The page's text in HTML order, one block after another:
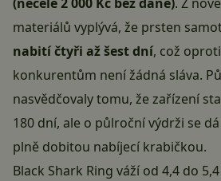
materiálů vyplývá, že prsten
nabití čtyři až šest dní, což
konkurentům není žádná sláva.
nasvědčovaly tomu, že zařízení
180 dní, ale o půlroční výdrži se
plně dobitou nabíjecí krabičkou.
Black Shark Ring váží od 4,4 do